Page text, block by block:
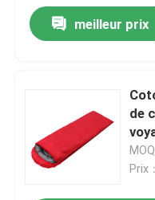
meilleur prix
de
Prix